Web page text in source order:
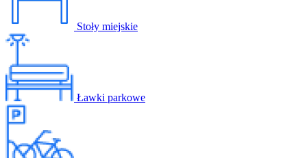
Stoły miejskie
Ławki parkowe